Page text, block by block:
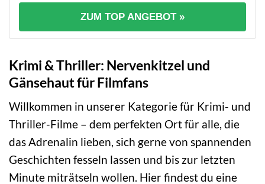
ZUM TOP ANGEBOT »
Krimi & Thriller: Nervenkitzel und
Gänsehaut für Filmfans
Willkommen in unserer Kategorie für Krimi- und
Thriller-Filme – dem perfekten Ort für alle, die
das Adrenalin lieben, sich gerne von spannenden
Geschichten fesseln lassen und bis zur letzten
Minute miträtseln wollen. Hier findest du eine